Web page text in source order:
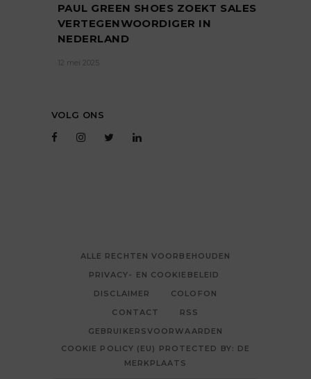
PAUL GREEN SHOES ZOEKT SALES
VERTEGENWOORDIGER IN
NEDERLAND
12 mei 2025
VOLG ONS
ALLE RECHTEN VOORBEHOUDEN
PRIVACY- EN COOKIEBELEID
DISCLAIMER
COLOFON
CONTACT
RSS
GEBRUIKERSVOORWAARDEN
COOKIE POLICY (EU) PROTECTED BY: DE
MERKPLAATS